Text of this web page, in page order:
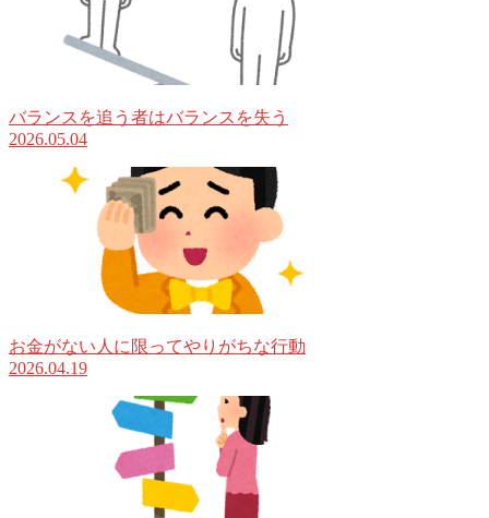
バランスを追う者はバランスを失う
2026.05.04
お金がない人に限ってやりがちな行動
2026.04.19